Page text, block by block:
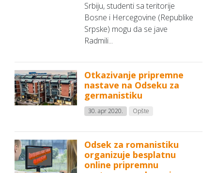
Srbiju, studenti sa teritorije
Bosne i Hercegovine (Republike
Srpske) mogu da se jave
Radmili...
Otkazivanje pripremne
nastave na Odseku za
germanistiku
30. apr 2020. Opšte
Odsek za romanistiku
organizuje besplatnu
online pripremnu